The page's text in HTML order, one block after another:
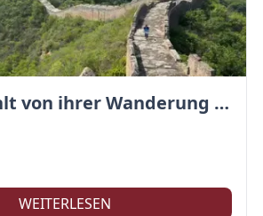
Maria erzählt von ihrer Wanderung auf der Großen Mauer
WEITERLESEN